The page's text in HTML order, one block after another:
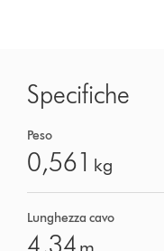
Specifiche
Peso
0,561 kg
Lunghezza cavo